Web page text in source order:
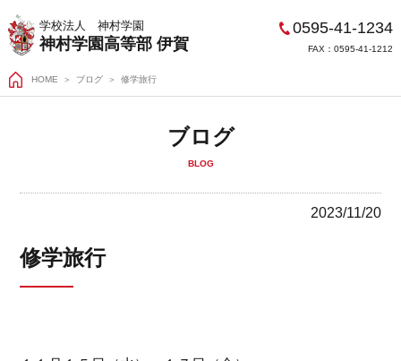
学校法人 神村学園
神村学園高等部 伊賀
0595-41-1234
FAX：0595-41-1212
HOME ＞ ブログ 修学旅行
ブログ
BLOG
2023/11/20
修学旅行